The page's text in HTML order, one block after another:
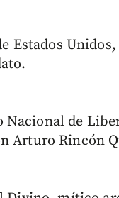
Estados
de
Arturo Rincón